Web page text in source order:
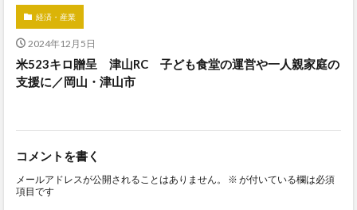
経済・産業
2024年12月5日
米523キロ贈呈 津山RC 子ども食堂の運営や一人親家庭の
支援に／岡山・津山市
コメントを書く
メールアドレスが公開されることはありません。 ※ が付いている欄は必須
項目です